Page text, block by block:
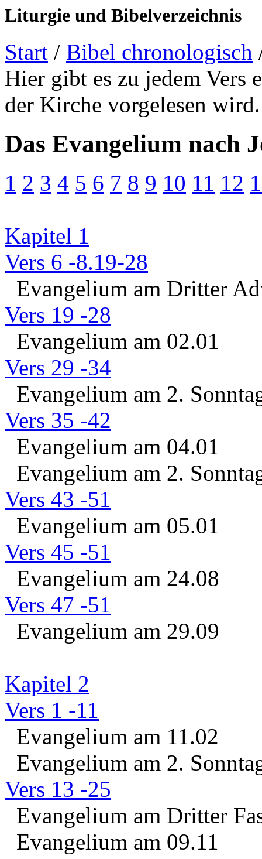
Liturgie und Bibelverzeichnis
Start / Bibel chronologisch
Hier gibt es zu jedem Vers
der Kirche vorgelesen wird.
Das Evangelium nach
1 2 3 4 5 6 7 8 9 10 11 12
Kapitel 1
Vers 6 -8.19-28
Evangelium am Dritter
Vers 19 -28
Evangelium am 02.01
Vers 29 -34
Evangelium am 2.
Vers 35 -42
Evangelium am 04.01
Evangelium am 2.
Vers 43 -51
Evangelium am 05.01
Vers 45 -51
Evangelium am 24.08
Vers 47 -51
Evangelium am 29.09
Kapitel 2
Vers 1 -11
Evangelium am 11.02
Evangelium am 2.
Vers 13 -25
Evangelium am Dritter
Evangelium am 09.11